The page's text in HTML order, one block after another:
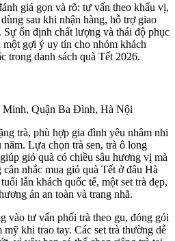
giá gọn và rõ: tư vấn theo khẩu vị,
sau khi nhận hàng, hỗ trợ giao
ổn định chất lượng và thái độ phục
gợi ý uy tín cho nhóm khách
trong danh sách quà Tết 2026.
Quận Ba Đình, Hà Nội
trà, phù hợp gia đình yêu nhâm nhi
Lựa chọn trà sen, trà ô long
giỏ quà có chiều sâu hương vị mà
nhắc mua giỏ quà Tết ở đâu Hà
lẫn khách quốc tế, một set trà đẹp,
án an toàn và trang nhã.
vào tư vấn phối trà theo gu, đóng gói
khi trao tay. Các set trà thường dễ